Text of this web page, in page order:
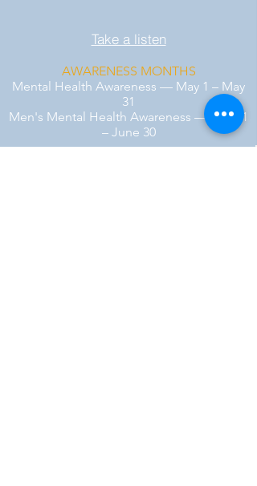
Take a listen
AWARENESS MONTHS
Mental Health Awareness — May 1 – May
31
Men's Mental Health Awareness — June 1
– June 30